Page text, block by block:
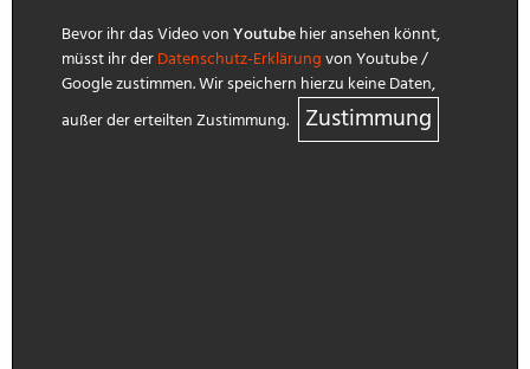
Bevor ihr das Video vonYoutubehier ansehen könnt,
müsst ihr derDatenschutz-Erklärungvon Youtube /
Google zustimmen. Wir speichern hierzu keine Daten,
außer der erteilten Zustimmung.
Zustimmung